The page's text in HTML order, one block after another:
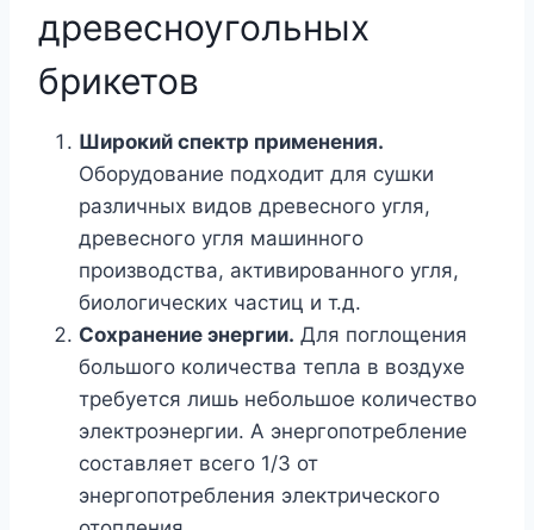
древесноугольных
брикетов
Широкий спектр применения.
Оборудование подходит для сушки
различных видов древесного угля,
древесного угля машинного
производства, активированного угля,
биологических частиц и т.д.
Сохранение энергии. Для поглощения
большого количества тепла в воздухе
требуется лишь небольшое количество
электроэнергии. А энергопотребление
составляет всего 1/3 от
энергопотребления электрического